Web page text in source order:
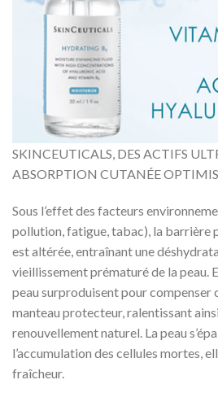
SKINCEUTICALS, DES ACTIFS
ABSORPTION CUTANÉE
Sous l’effet des facteurs
pollution, fatigue, tabac), la barrière
est altérée, entraînant une
vieillissement prématuré de la peau.
peau surproduisent pour compenser
manteau protecteur, ralentissant
renouvellement naturel. La peau
l’accumulation des cellules mortes,
fraîcheur.